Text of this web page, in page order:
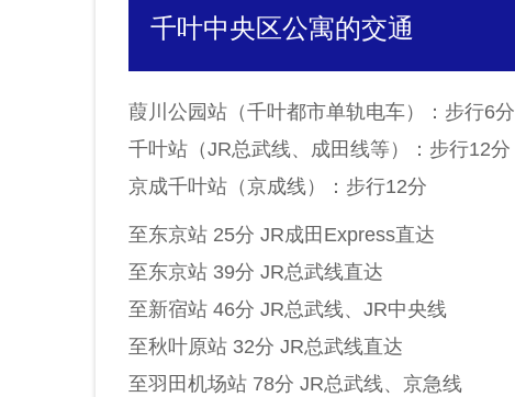
千叶中央区公寓的交通
葭川公园站（千叶都市单轨电车）：步行6分
千叶站（JR总武线、成田线等）：步行12分
京成千叶站（京成线）：步行12分
至东京站 25分 JR成田Express直达
至东京站 39分 JR总武线直达
至新宿站 46分 JR总武线、JR中央线
至秋叶原站 32分 JR总武线直达
至羽田机场站 78分 JR总武线、京急线